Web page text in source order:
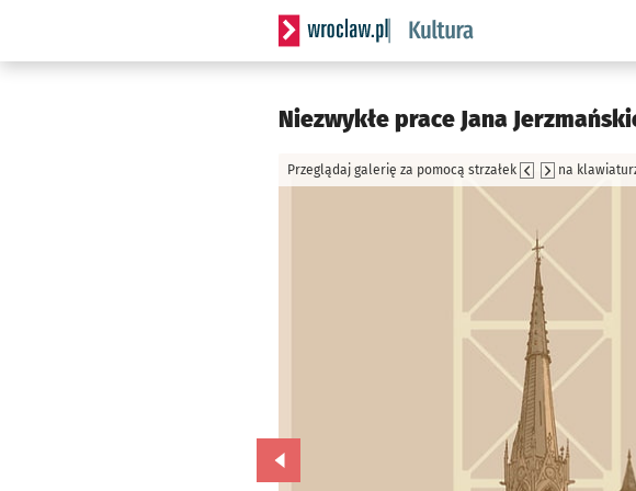
Serwis informacyjny wroclaw.pl podserwis:
Niezwykłe prace Jana
Przeglądaj galerię za pomocą strzałek na
Przejdź do poprzedniego zdjęcia.